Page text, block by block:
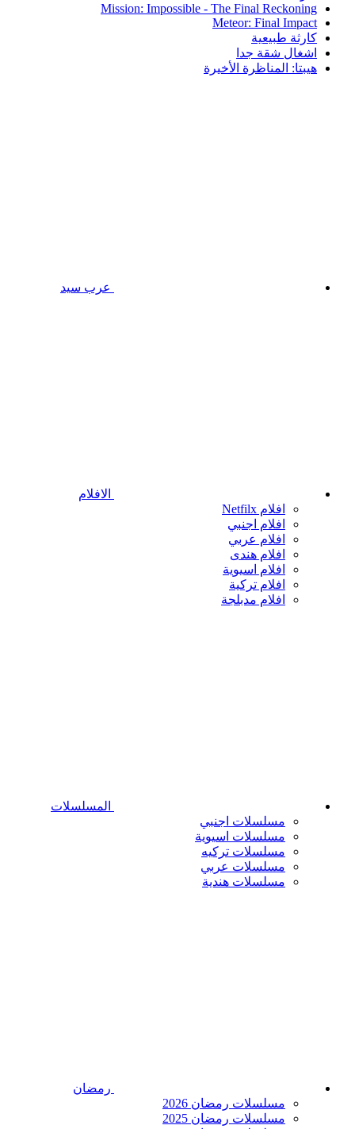
Mission: Impossible - The Final Reckoning
Meteor: Final Impact
كارثة طبيعية
اشغال شقة جدا
هيبتا: المناظرة الأخيرة
عرب سيد
الافلام
افلام Netfilx
افلام اجنبي
افلام عربي
افلام هندى
افلام اسيوية
افلام تركية
افلام مدبلجة
المسلسلات
مسلسلات اجنبي
مسلسلات اسيوية
مسلسلات تركيه
مسلسلات عربي
مسلسلات هندية
رمضان
مسلسلات رمضان 2026
مسلسلات رمضان 2025